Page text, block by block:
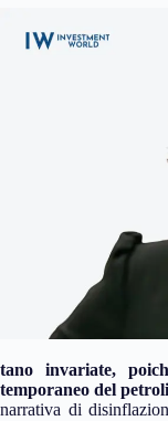
tano invariate,
temporaneo del
narrativa di